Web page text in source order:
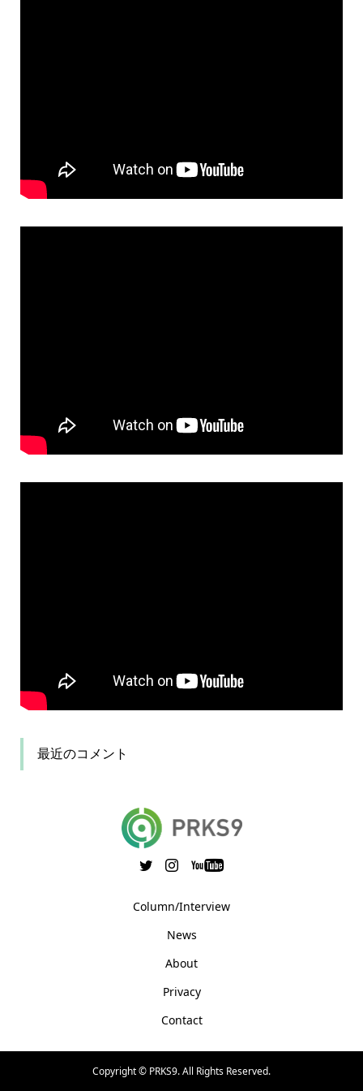
最近のコメント
Column/Interview
News
About
Privacy
Contact
Copyright © PRKS9. All Rights Reserved.